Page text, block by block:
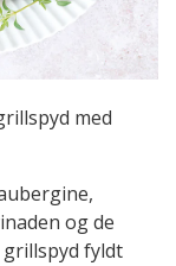
med
og de
fyldt